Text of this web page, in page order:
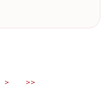
> >>